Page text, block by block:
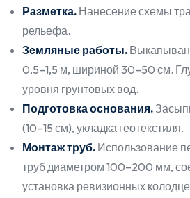
Разметка. Нанесение схемы
рельефа.
Земляные работы.
0,5–1,5 м, шириной 30–50 см.
уровня грунтовых вод.
Подготовка основания.
(10–15 см), укладка геотекстиля.
Монтаж труб. Использование
труб диаметром 100–200 мм,
установка ревизионных